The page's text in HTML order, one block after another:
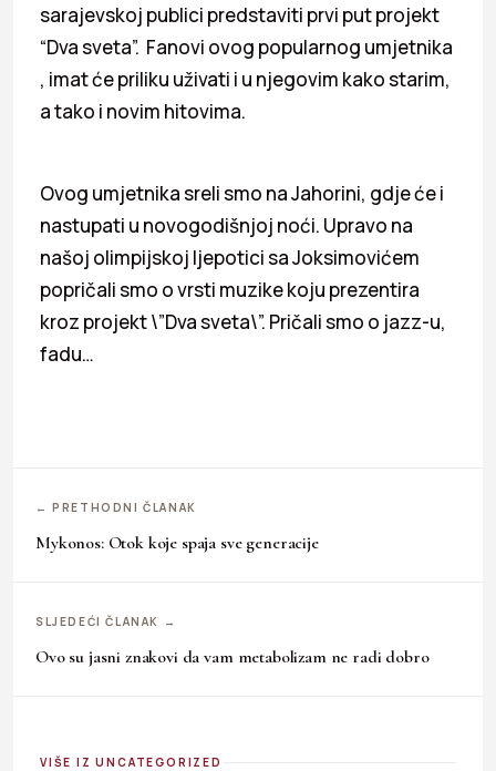
sarajevskoj publici predstaviti prvi put projekt
“Dva sveta”. Fanovi ovog popularnog umjetnika
, imat će priliku uživati i u njegovim kako starim,
a tako i novim hitovima.
Ovog umjetnika sreli smo na Jahorini, gdje će i
nastupati u novogodišnjoj noći. Upravo na
našoj olimpijskoj ljepotici sa Joksimovićem
popričali smo o vrsti muzike koju prezentira
kroz projekt \”Dva sveta\”. Pričali smo o jazz-u,
fadu…
← PRETHODNI ČLANAK
Mykonos: Otok koje spaja sve generacije
SLJEDEĆI ČLANAK →
Ovo su jasni znakovi da vam metabolizam ne radi dobro
VIŠE IZ UNCATEGORIZED